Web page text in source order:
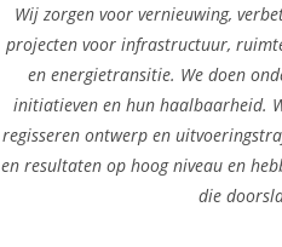
Wij zorgen voor vernieuwing,
projecten voor infrastructuur,
en energietransitie. We doen
initiatieven en hun haalbaarheid.
regisseren ontwerp en
en resultaten op hoog niveau en
die